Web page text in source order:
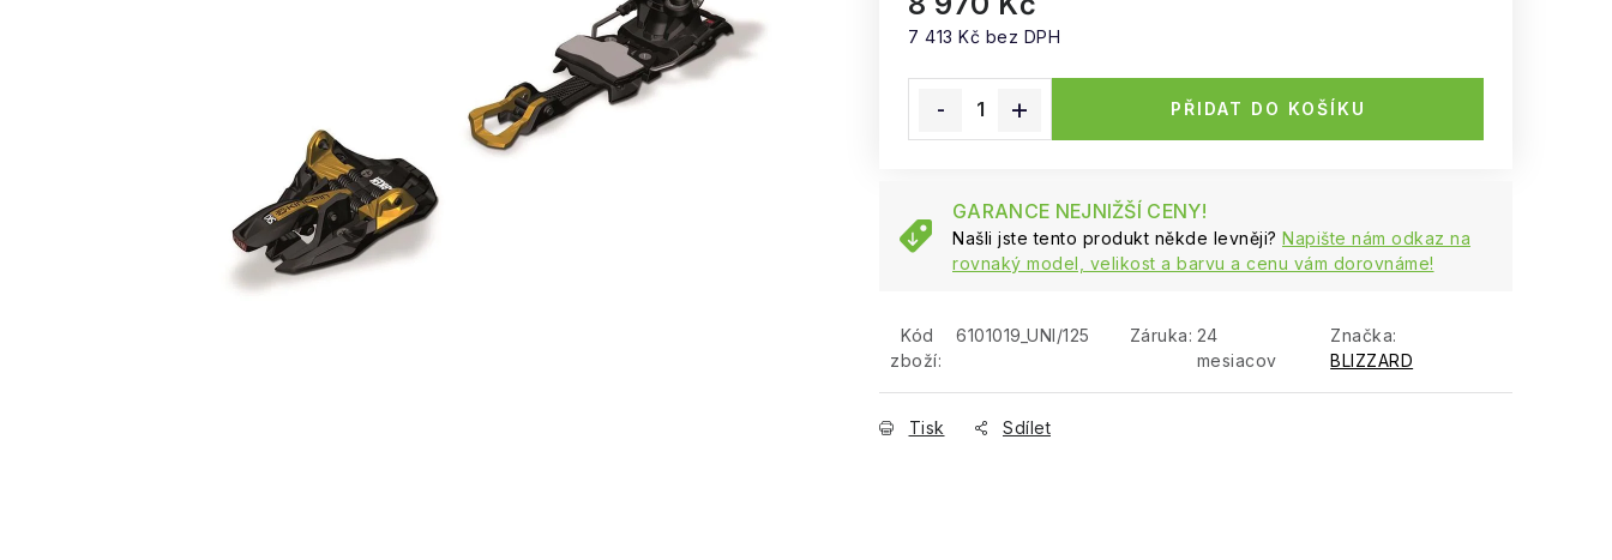
7 413 Kč bez DPH
PŘIDAT DO KOŠÍKU
GARANCE NEJNIŽŠÍ CENY!
Našli jste tento produkt někde levněji? Napište nám odkaz na
rovnaký model, velikost a barvu a cenu vám dorovnáme!
Kód
zboží:
6101019_UNI/125 Záruka: 24
mesiacov
Značka:
BLIZZARD
Tisk Sdílet